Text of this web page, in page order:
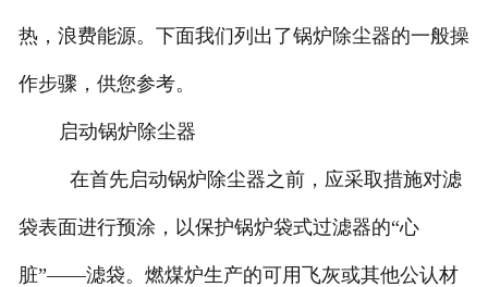
热，浪费能源。下面我们列出了锅炉除尘器的一般操
作步骤，供您参考。
启动锅炉除尘器
在首先启动锅炉除尘器之前，应采取措施对滤
袋表面进行预涂，以保护锅炉袋式过滤器的“心
脏”——滤袋。燃煤炉生产的可用飞灰或其他公认材